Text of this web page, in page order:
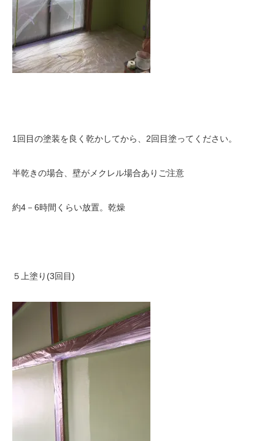
1回目の塗装を良く乾かしてから、2回目塗ってください。
半乾きの場合、壁がメクレル場合ありご注意
約4－6時間くらい放置。乾燥
５上塗り(3回目)